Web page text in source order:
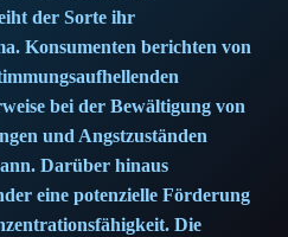
der Sorte ihr
Konsumenten berichten von
bei der Bewältigung von
und Angstzuständen
Darüber hinaus
eine potenzielle Förderung
Die